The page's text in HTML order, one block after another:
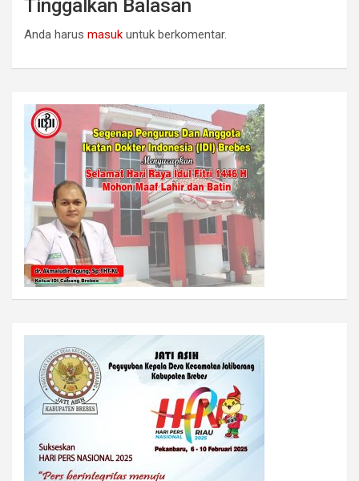
Tinggalkan Balasan
Anda harus masuk untuk berkomentar.